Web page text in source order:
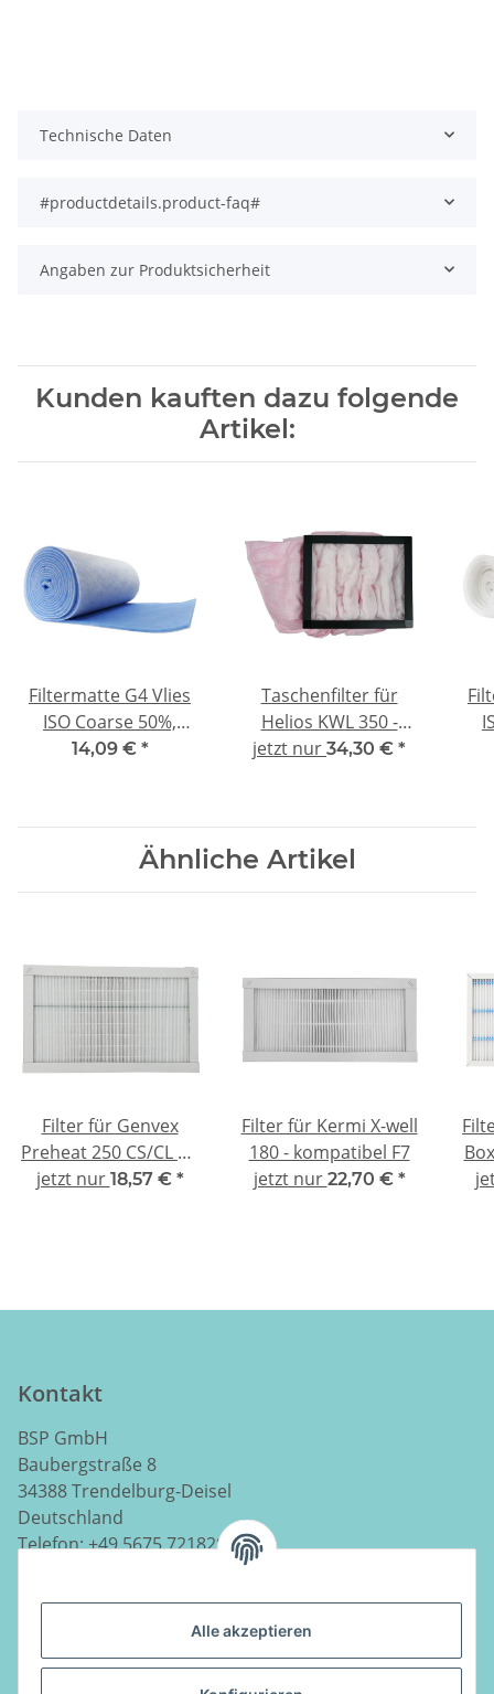
Alle akzeptieren
Technische Daten
#productdetails.product-faq#
Angaben zur Produktsicherheit
Kunden kauften dazu folgende
Artikel:
Filtermatte G4 Vlies
ISO Coarse 50%,
d=20mm, blau-weiß,
14,09 € *
Taschenfilter für
Helios KWL 350 -
kompatibel F7
jetzt nur 34,30 € *
Ähnliche Artikel
Filter für Genvex
Preheat 250 CS/CL A -
kompatibel F7
jetzt nur 18,57 € *
Filter für Kermi X-well
180 - kompatibel F7
jetzt nur 22,70 € *
Kontakt
BSP GmbH
Baubergstraße 8
34388 Trendelburg-Deisel
Deutschland
Telefon:+49 5675 7218290
Informationen